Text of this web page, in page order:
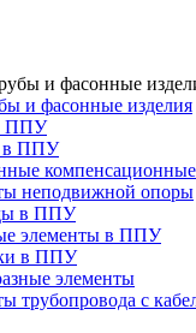
и фасонные изделия
ППУ
в ППУ
неподвижной опоры
в ППУ
элементы в ППУ
в ППУ
элементы
трубопровода с